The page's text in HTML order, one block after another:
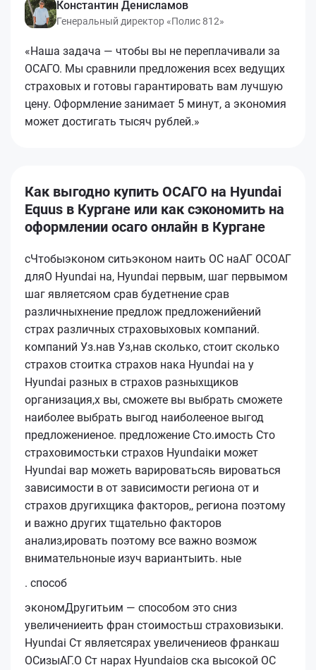
Константин Денисламов
Генеральный директор «Полис 812»
«Наша задача — чтобы вы не переплачивали за
ОСАГО. Мы сравнили предложения всех ведущих
страховых и готовы гарантировать вам лучшую
цену. Оформление занимает 5 минут, а экономия
может достигать тысяч рублей.»
Как выгодно купить ОСАГО на Hyundai
Equus в Кургане или как сэкономить на
оформлении осаго онлайн в Кургане
сЧтобыэконом ситьэконом наить ОС наАГ ОСОАГ
дляО Hyundai на, Hyundai первым, шаг первымом
шаг являетсяом срав будетнение срав
различныхнение предлож предложенийений
страх различных страховыховых компаний.
компаний Уз.нав Уз,нав сколько, стоит сколько
страхов стоитка страхов нака Hyundai на у
Hyundai разных в страхов разныхщиков
организация,х вы, сможете вы выбрать сможете
наиболее выбрать выгод наиболееное выгод
предложениеное. предложение Сто.имость Сто
страховимостьки страхов Hyundaiки может
Hyundai вар можеть варироватьсяь вироваться
зависимости в от зависимости региона от и
страхов другихщика факторов,, региона поэтому
и важно других тщательно факторов
анализ,ировать поэтому все важно возмож
внимательноные изуч вариантыить. ные
. способ
экономДругитьим — способом это сниз
увеличениеить фран стоимостьш страховизыки.
Hyundai Ст являетсярах увеличениеов франкаш
ОСизыАГ.О Ст нарах Hyundaiов ска высокой ОС